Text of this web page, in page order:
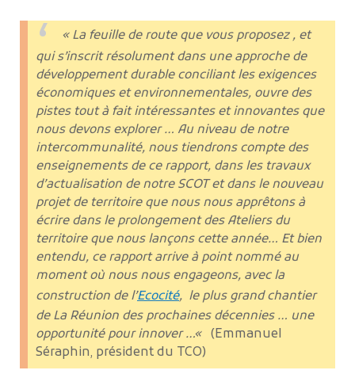
« La feuille de route que vous proposez , et
qui s’inscrit résolument dans une approche de
développement durable conciliant les exigences
économiques et environnementales, ouvre des
pistes tout à fait intéressantes et innovantes que
nous devons explorer … Au niveau de notre
intercommunalité, nous tiendrons compte des
enseignements de ce rapport, dans les travaux
d’actualisation de notre SCOT et dans le nouveau
projet de territoire que nous nous apprêtons à
écrire dans le prolongement des Ateliers du
territoire que nous lançons cette année… Et bien
entendu, ce rapport arrive à point nommé au
moment où nous nous engageons, avec la
construction de l’Ecocité, le plus grand chantier
de La Réunion des prochaines décennies … une
opportunité pour innover …« (Emmanuel
Séraphin, président du TCO)